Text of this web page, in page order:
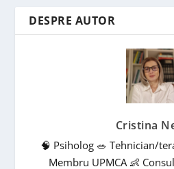
DESPRE AUTOR
Cristina
🧠 Psiholog 🥗 Tehnician/
Membru UPMCA 👶